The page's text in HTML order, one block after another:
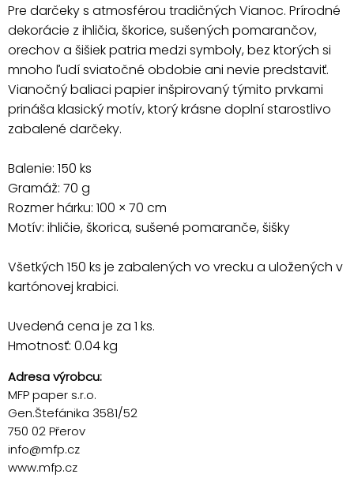
Pre darčeky s atmosférou tradičných Vianoc. Prírodné
dekorácie z ihličia, škorice, sušených pomarančov,
orechov a šišiek patria medzi symboly, bez ktorých si
mnoho ľudí sviatočné obdobie ani nevie predstaviť.
Vianočný baliaci papier inšpirovaný týmito prvkami
prináša klasický motív, ktorý krásne doplní starostlivo
zabalené darčeky.
Balenie: 150 ks
Gramáž: 70 g
Rozmer hárku: 100 × 70 cm
Motív: ihličie, škorica, sušené pomaranče, šišky
Všetkých 150 ks je zabalených vo vrecku a uložených v
kartónovej krabici.
Uvedená cena je za 1 ks.
Hmotnosť: 0.04 kg
Adresa výrobcu:
MFP paper s.r.o.
Gen.Štefánika 3581/52
750 02 Přerov
info@mfp.cz
www.mfp.cz